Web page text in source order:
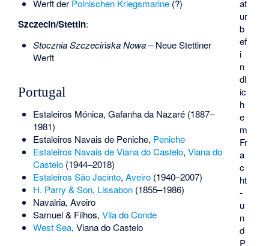
at
ur
b
ef
i
n
dl
ic
h
e
m
Fr
a
c
ht
-
u
n
d
P
Werft der Polnischen Kriegsmarine(?)
Szczecin/Stettin:
Stocznia Szczecińska Nowa–Neue Stettiner
Werft
Portugal
Estaleiros Mónica, Gafanha da Nazaré(1887–
1981)
Estaleiros Navais de Peniche, Peniche
Estaleiros Navais de Viana do Castelo, Viana do
Castelo(1944–2018)
Estaleiros São Jacinto, Aveiro(1940–2007)
H. Parry & Son, Lissabon(1855–1986)
Navalria, Aveiro
Samuel & Filhos, Vila do Conde
West Sea, Viana do Castelo